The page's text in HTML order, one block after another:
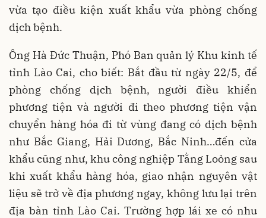
vừa tạo điều kiện xuất khẩu vừa phòng chống
dịch bệnh.
Ông Hà Đức Thuận, Phó Ban quản lý Khu kinh tế
tỉnh Lào Cai, cho biết: Bắt đầu từ ngày 22/5, để
phòng chống dịch bệnh, người điều khiển
phương tiện và người đi theo phương tiện vận
chuyển hàng hóa đi từ vùng đang có dịch bệnh
như Bắc Giang, Hải Dương, Bắc Ninh…đến cửa
khẩu cũng như, khu công nghiệp Tằng Loỏng sau
khi xuất khẩu hàng hóa, giao nhận nguyên vật
liệu sẽ trở về địa phương ngay, không lưu lại trên
địa bàn tỉnh Lào Cai. Trường hợp lái xe có nhu